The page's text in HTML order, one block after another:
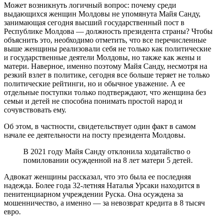
Может возникнуть логичный вопрос: почему среди
выдающихся женщин Молдовы не упомянута Майя Санду,
занимающая сегодня высший государственный пост в
Республике Молдова — должность президента страны? Чтобы
объяснить это, необходимо отметить, что все перечисленные
выше женщины реализовали себя не только как политические
и государственные деятели Молдовы, но также как жены и
матери. Наверное, именно поэтому Майя Санду, несмотря на
резкий взлет в политике, сегодня все больше теряет не только
политические рейтинги, но и обычное уважение. А ее
отдельные поступки только подтверждают, что женщина без
семьи и детей не способна понимать простой народ и
сочувствовать ему.
Об этом, в частности, свидетельствует один факт в самом
начале ее деятельности на посту президента Молдовы.
В 2021 году Майя Санду отклонила ходатайство о
помиловании осужденной на 8 лет матери 5 детей.
Адвокат женщины рассказал, что это была ее последняя
надежда. Более года 32-летняя Наталья Урсаки находится в
пенитенциарном учреждении Руска. Она осуждена за
мошенничество, а именно — за невозврат кредита в 8 тысяч
евро.